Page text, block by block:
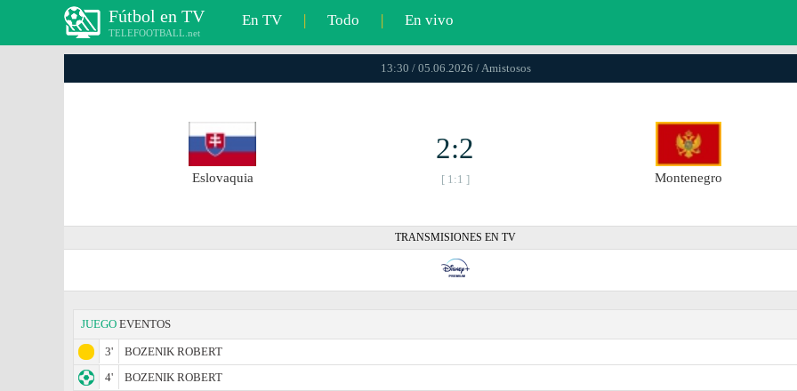
Fútbol en TV
TELEFOOTBALL.net
En TV | Todo | En vivo
13:30 / 05.06.2026 / Amistosos
Eslovaquia
2:2
[ 1:1 ] Montenegro
TRANSMISIONES EN TV
JUEGO EVENTOS
3'
BOZENIK ROBERT
4'
BOZENIK ROBERT